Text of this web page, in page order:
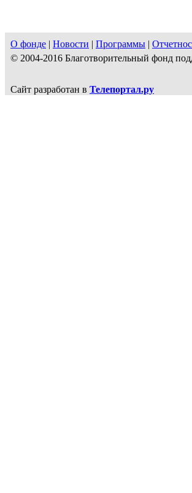
О фонде | Новости | Программы |
© 2004-2016 Благотворительный фонд
Сайт разработан в Телепортал.ру